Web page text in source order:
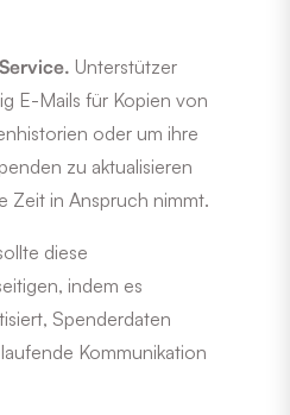
Unterstützer
E-Mails für Kopien von
oder um ihre
zu aktualisieren
Zeit in Anspruch nimmt.
diese
indem es
Spenderdaten
Kommunikation